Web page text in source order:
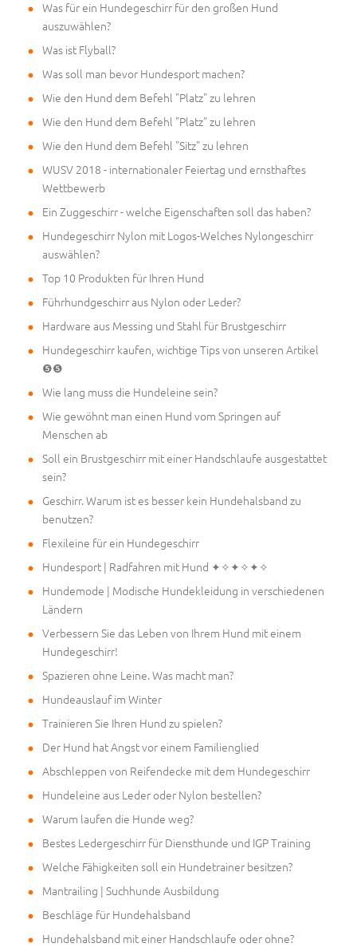
Was für ein Hundegeschirr für den großen Hund
auszuwählen?
Was ist Flyball?
Was soll man bevor Hundesport machen?
Wie den Hund dem Befehl "Platz" zu lehren
Wie den Hund dem Befehl "Platz" zu lehren
Wie den Hund dem Befehl "Sitz" zu lehren
WUSV 2018 - internationaler Feiertag und ernsthaftes
Wettbewerb
Ein Zuggeschirr - welche Eigenschaften soll das haben?
Hundegeschirr Nylon mit Logos-Welches Nylongeschirr
auswählen?
Top 10 Produkten für Ihren Hund
Führhundgeschirr aus Nylon oder Leder?
Hardware aus Messing und Stahl für Brustgeschirr
Hundegeschirr kaufen, wichtige Tips von unseren Artikel
❺❺
Wie lang muss die Hundeleine sein?
Wie gewöhnt man einen Hund vom Springen auf
Menschen ab
Soll ein Brustgeschirr mit einer Handschlaufe ausgestattet
sein?
Geschirr. Warum ist es besser kein Hundehalsband zu
benutzen?
Flexileine für ein Hundegeschirr
Hundesport | Radfahren mit Hund ✦✧✦✧✦✧
Hundemode | Modische Hundekleidung in verschiedenen
Ländern
Verbessern Sie das Leben von Ihrem Hund mit einem
Hundegeschirr!
Spazieren ohne Leine. Was macht man?
Hundeauslauf im Winter
Trainieren Sie Ihren Hund zu spielen?
Der Hund hat Angst vor einem Familienglied
Abschleppen von Reifendecke mit dem Hundegeschirr
Hundeleine aus Leder oder Nylon bestellen?
Warum laufen die Hunde weg?
Bestes Ledergeschirr für Diensthunde und IGP Training
Welche Fähigkeiten soll ein Hundetrainer besitzen?
Mantrailing | Suchhunde Ausbildung
Beschläge für Hundehalsband
Hundehalsband mit einer Handschlaufe oder ohne?